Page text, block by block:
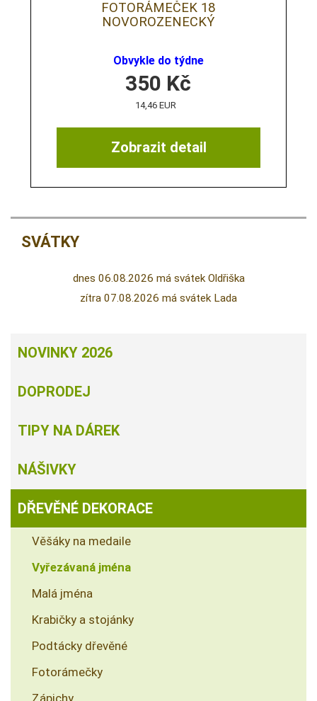
FOTORÁMEČEK 18
NOVOROZENECKÝ
Obvykle do týdne
Zobrazit detail
350 Kč
14,46 EUR
SVÁTKY
dnes 06.08.2026 má svátek Oldřiška
zítra 07.08.2026 má svátek Lada
NOVINKY 2026
DOPRODEJ
TIPY NA DÁREK
NÁŠIVKY
DŘEVĚNÉ DEKORACE
Věšáky na medaile
Vyřezávaná jména
Malá jména
Krabičky a stojánky
Podtácky dřevěné
Fotorámečky
Zápichy